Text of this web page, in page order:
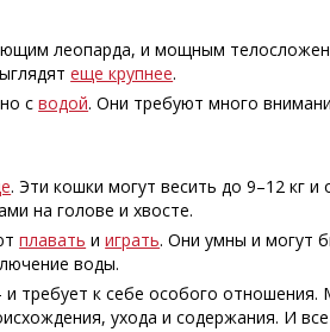
леопарда, и мощным
еще крупнее.
сводой. Они требуют много
. Эти кошки могут весить до 9–12 кг и
на голове и хвосте.
плавать ииграть. Они умны и могут
воды.
требует к себе особого отношения.
ухода и содержания. И